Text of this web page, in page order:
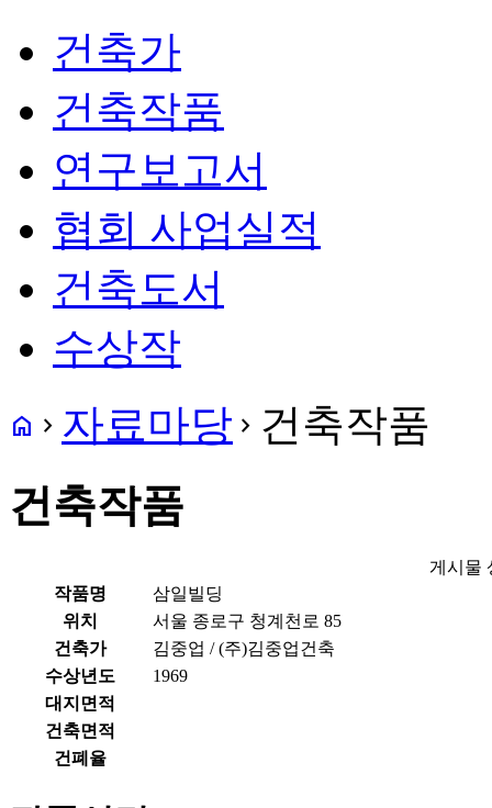
건축가
건축작품
연구보고서
협회 사업실적
건축도서
수상작
home navigate_next 자료마당 navigate_next 건축작품
건축작품
게시물
작품명
삼일빌딩
위치
서울 종로구 청계천로 85
건축가
김중업 / (주)김중업건축
수상년도
1969
대지면적
건축면적
건폐율